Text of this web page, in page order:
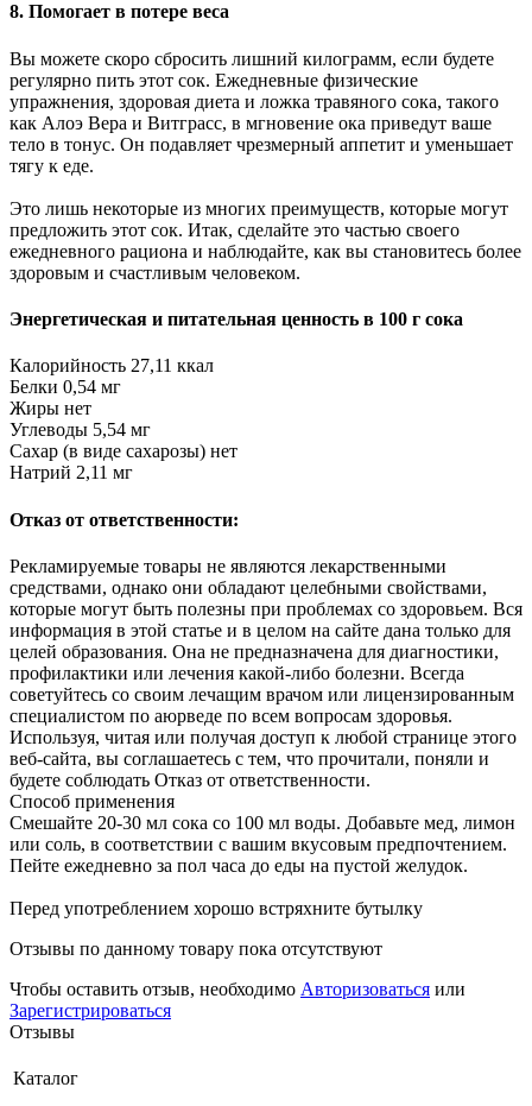
8. Помогает в потере веса
Вы можете скоро сбросить лишний килограмм, если будете
регулярно пить этот сок. Ежедневные физические
упражнения, здоровая диета и ложка травяного сока, такого
как Алоэ Вера и Витграсс, в мгновение ока приведут ваше
тело в тонус. Он подавляет чрезмерный аппетит и уменьшает
тягу к еде.
Это лишь некоторые из многих преимуществ, которые могут
предложить этот сок. Итак, сделайте это частью своего
ежедневного рациона и наблюдайте, как вы становитесь более
здоровым и счастливым человеком.
Энергетическая и питательная ценность в 100 г сока
Калорийность 27,11 ккал
Белки 0,54 мг
Жиры нет
Углеводы 5,54 мг
Сахар (в виде сахарозы) нет
Натрий 2,11 мг
Отказ от ответственности:
Рекламируемые товары не являются лекарственными
средствами, однако они обладают целебными свойствами,
которые могут быть полезны при проблемах со здоровьем. Вся
информация в этой статье и в целом на сайте дана только для
целей образования. Она не предназначена для диагностики,
профилактики или лечения какой-либо болезни. Всегда
советуйтесь со своим лечащим врачом или лицензированным
специалистом по аюрведе по всем вопросам здоровья.
Используя, читая или получая доступ к любой странице этого
веб-сайта, вы соглашаетесь с тем, что прочитали, поняли и
будете соблюдать Отказ от ответственности.
Способ применения
Смешайте 20-30 мл сока со 100 мл воды. Добавьте мед, лимон
или соль, в соответствии с вашим вкусовым предпочтением.
Пейте ежедневно за пол часа до еды на пустой желудок.
Перед употреблением хорошо встряхните бутылку
Отзывы по данному товару пока отсутствуют
Чтобы оставить отзыв, необходимо Авторизоваться или
Зарегистрироваться
Отзывы
Каталог